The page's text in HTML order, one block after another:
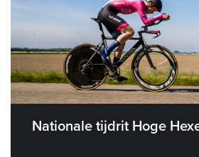
Nationale tijdrit Hoge